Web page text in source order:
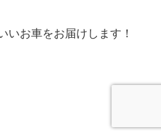
いお車をお届けします！